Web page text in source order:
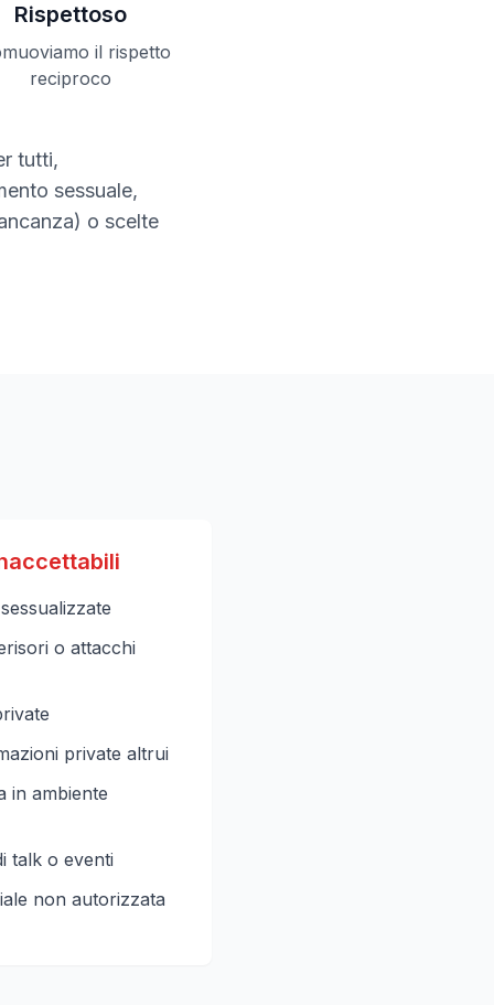
Rispettoso
il rispetto
reciproco
tutti,
sessuale,
o scelte
o attacchi
private altrui
in ambiente
talk o eventi
non autorizzata